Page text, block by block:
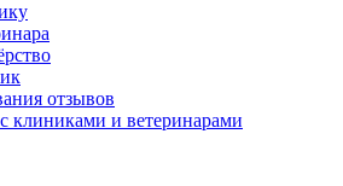
отзывов
клиниками и ветеринарами